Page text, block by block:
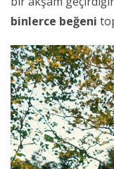
binlerce beğeni